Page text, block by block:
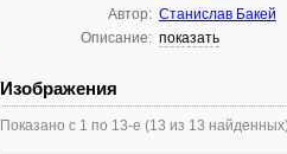
Автор: Станислав Бакей
Описание: показать
Изображения
Показано с 1 по 13-е (13 из 13